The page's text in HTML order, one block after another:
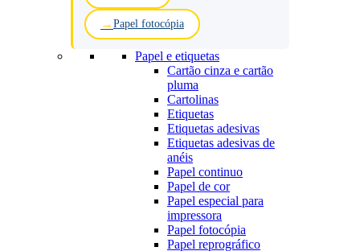
Papel fotocópia
Papel e etiquetas
Cartão cinza e cartão
pluma
Cartolinas
Etiquetas
Etiquetas adesivas
Etiquetas adesivas de
anéis
Papel continuo
Papel de cor
Papel especial para
impressora
Papel fotocópia
Papel reprográfico